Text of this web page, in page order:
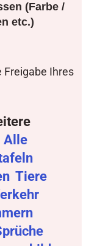
(Farbe /
etc.)
Freigabe Ihres
Alle
Tiere